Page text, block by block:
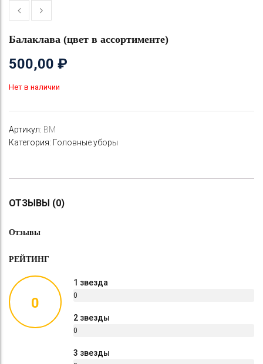
Балаклава (цвет в ассортименте)
500,00 ₽
Нет в наличии
Артикул: BM
Категория: Головные уборы
ОТЗЫВЫ (0)
Отзывы
РЕЙТИНГ
0
1 звезда
0
2 звезды
0
3 звезды